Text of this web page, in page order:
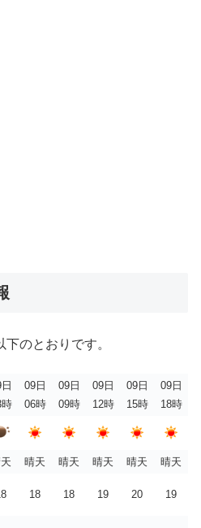
のとおりです。
09日
06時
09日
09時
09日
12時
09日
15時
09日
18時
晴天 晴天 晴天 晴天
晴天
18 18 19 20 19